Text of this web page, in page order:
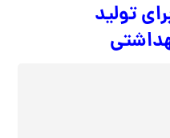
تولید